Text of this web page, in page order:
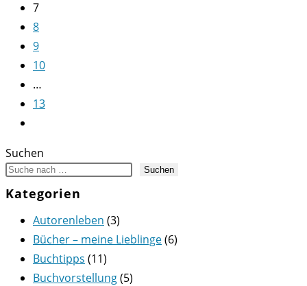
7
8
9
10
…
13
Seite
Suchen
Suchen
Kategorien
Autorenleben (3)
Bücher – meine Lieblinge(6)
Buchtipps (11)
Buchvorstellung(5)